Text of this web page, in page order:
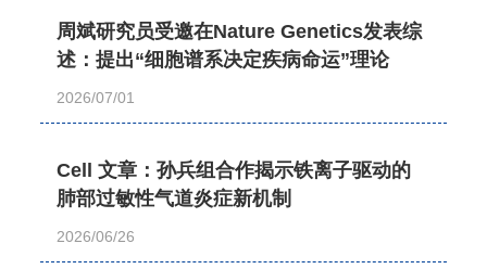
周斌研究员受邀在Nature Genetics发表综
述：提出“细胞谱系决定疾病命运”理论
2026/07/01
Cell 文章：孙兵组合作揭示铁离子驱动的
肺部过敏性气道炎症新机制
2026/06/26